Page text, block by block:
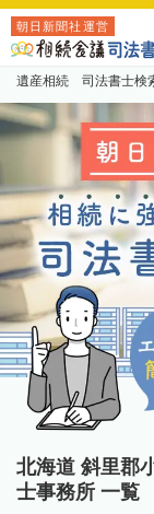
朝日新聞社運営
遺産相続 司法書士検
北海道 斜里郡
士事務所 一覧